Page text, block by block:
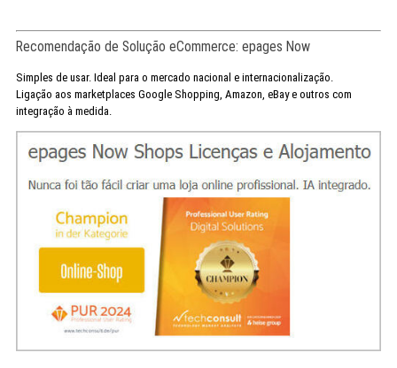
Recomendação de Solução eCommerce: epages Now
Simples de usar. Ideal para o mercado nacional e internacionalização.
Ligação aos marketplaces Google Shopping, Amazon, eBay e outros com
integração à medida.